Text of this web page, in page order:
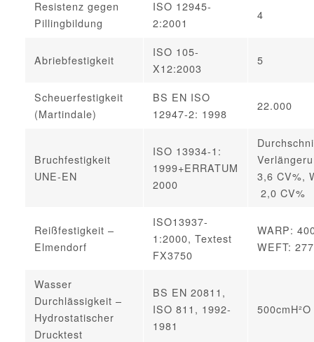
Resistenz gegen
Pillingbildung
ISO 12945-
2:2001
4
Abriebfestigkeit
ISO 105-
X12:2003
5
Scheuerfestigkeit
(Martindale)
BS EN ISO
12947-2: 1998
22.000
Bruchfestigkeit
UNE-EN
ISO 13934-1:
1999+ERRATUM
2000
3,6 CV%,
2,0 CV%
Reißfestigkeit –
Elmendorf
ISO13937-
1:2000, Textest
FX3750
WARP:
WEFT:
Wasser
Durchlässigkeit –
Hydrostatischer
Drucktest
BS EN 20811,
ISO 811, 1992-
1981
500cmH²O